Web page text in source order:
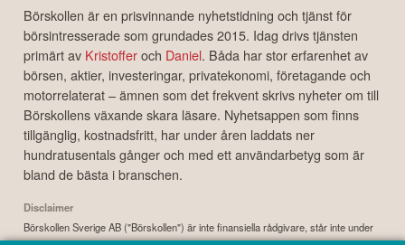
Börskollen är en prisvinnande nyhetstidning och tjänst för
börsintresserade som grundades 2015. Idag drivs tjänsten
primärt av Kristofferoch Daniel. Båda har stor erfarenhet av
börsen, aktier, investeringar, privatekonomi, företagande och
motorrelaterat – ämnen som det frekvent skrivs nyheter om till
Börskollens växande skara läsare. Nyhetsappen som finns
tillgänglig, kostnadsfritt, har under åren laddats ner
hundratusentals gånger och med ett användarbetyg som är
bland de bästa i branschen.
Disclaimer
Börskollen Sverige AB ("Börskollen") är inte finansiella rådgivare, står inte under